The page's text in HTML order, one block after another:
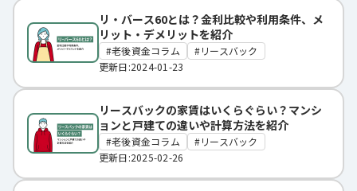
リ・バース60とは？金利比較や利用条件、メ
リット・デメリットを紹介
老後資金コラム
リースバック
更新日:2024-01-23
リースバックの家賃はいくらぐらい？マンシ
ョンと戸建ての違いや計算方法を紹介
老後資金コラム
リースバック
更新日:2025-02-26